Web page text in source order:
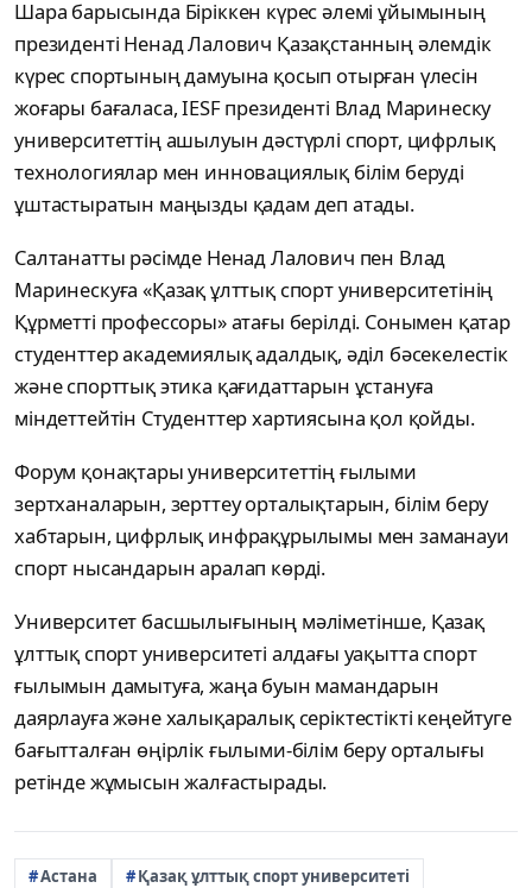
Шара барысында Біріккен күрес әлемі ұйымының
президенті Ненад Лалович Қазақстанның әлемдік
күрес спортының дамуына қосып отырған үлесін
жоғары бағаласа, IESF президенті Влад Маринеску
университеттің ашылуын дәстүрлі спорт, цифрлық
технологиялар мен инновациялық білім беруді
ұштастыратын маңызды қадам деп атады.
Салтанатты рәсімде Ненад Лалович пен Влад
Маринескуға «Қазақ ұлттық спорт университетінің
Құрметті профессоры» атағы берілді. Сонымен қатар
студенттер академиялық адалдық, әділ бәсекелестік
және спорттық этика қағидаттарын ұстануға
міндеттейтін Студенттер хартиясына қол қойды.
Форум қонақтары университеттің ғылыми
зертханаларын, зерттеу орталықтарын, білім беру
хабтарын, цифрлық инфрақұрылымы мен заманауи
спорт нысандарын аралап көрді.
Университет басшылығының мәліметінше, Қазақ
ұлттық спорт университеті алдағы уақытта спорт
ғылымын дамытуға, жаңа буын мамандарын
даярлауға және халықаралық серіктестікті кеңейтуге
бағытталған өңірлік ғылыми-білім беру орталығы
ретінде жұмысын жалғастырады.
Астана
Қазақ ұлттық спорт университеті